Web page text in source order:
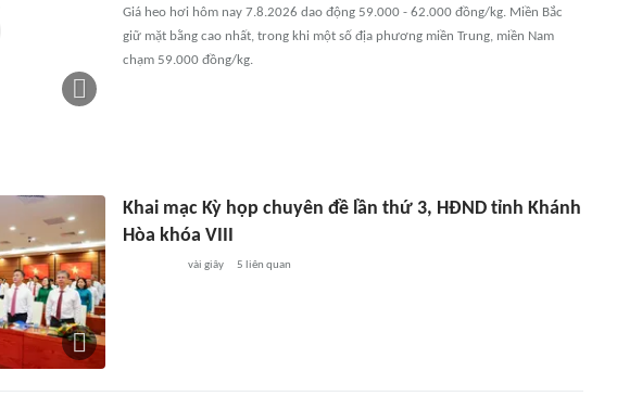
Giá heo hơi hôm nay 7.8.2026 dao động 59.000 - 62.000 đồng/kg. Miền Bắc
giữ mặt bằng cao nhất, trong khi một số địa phương miền Trung, miền Nam
chạm 59.000 đồng/kg.
Khai mạc Kỳ họp chuyên đề lần thứ 3, HĐND tỉnh Khánh
Hòa khóa VIII
vài giây 5 liên quan